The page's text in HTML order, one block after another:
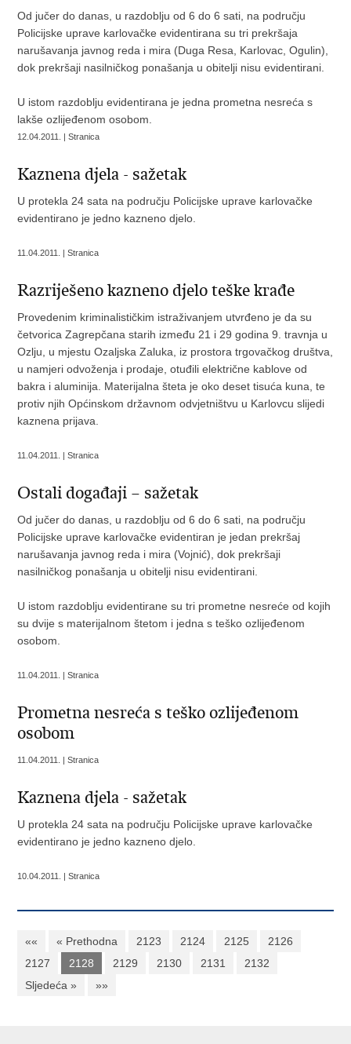
Od jučer do danas, u razdoblju od 6 do 6 sati, na području
Policijske uprave karlovačke evidentirana su tri prekršaja
narušavanja javnog reda i mira (Duga Resa, Karlovac, Ogulin),
dok prekršaji nasilničkog ponašanja u obitelji nisu evidentirani.
U istom razdoblju evidentirana je jedna prometna nesreća s
lakše ozlijeđenom osobom.
12.04.2011. | Stranica
Kaznena djela - sažetak
U protekla 24 sata na području Policijske uprave karlovačke
evidentirano je jedno kazneno djelo.
11.04.2011. | Stranica
Razriješeno kazneno djelo teške krađe
Provedenim kriminalističkim istraživanjem utvrđeno je da su
četvorica Zagrepčana starih između 21 i 29 godina 9. travnja u
Ozlju, u mjestu Ozaljska Zaluka, iz prostora trgovačkog društva,
u namjeri odvoženja i prodaje, otuđili električne kablove od
bakra i aluminija. Materijalna šteta je oko deset tisuća kuna, te
protiv njih Općinskom državnom odvjetništvu u Karlovcu slijedi
kaznena prijava.
11.04.2011. | Stranica
Ostali događaji – sažetak
Od jučer do danas, u razdoblju od 6 do 6 sati, na području
Policijske uprave karlovačke evidentiran je jedan prekršaj
narušavanja javnog reda i mira (Vojnić), dok prekršaji
nasilničkog ponašanja u obitelji nisu evidentirani.
U istom razdoblju evidentirane su tri prometne nesreće od kojih
su dvije s materijalnom štetom i jedna s teško ozlijeđenom
osobom.
11.04.2011. | Stranica
Prometna nesreća s teško ozlijeđenom
osobom
11.04.2011. | Stranica
Kaznena djela - sažetak
U protekla 24 sata na području Policijske uprave karlovačke
evidentirano je jedno kazneno djelo.
10.04.2011. | Stranica
«« « Prethodna 2123 2124 2125
2126
2127
2128 2129 2130 2131
2132
Sljedeća »
»»